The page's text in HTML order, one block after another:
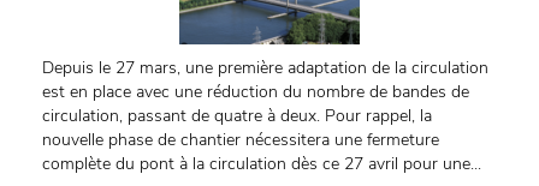
Depuis le 27 mars, une première adaptation de la circulation
est en place avec une réduction du nombre de bandes de
circulation, passant de quatre à deux. Pour rappel, la
nouvelle phase de chantier nécessitera une fermeture
complète du pont à la circulation dès ce 27 avril pour une...